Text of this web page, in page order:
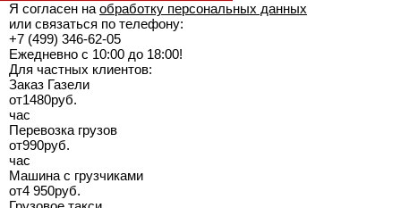
Я согласен на обработку персональных данных
или связаться по телефону:
+7 (499) 346-62-05
Ежедневно с 10:00 до 18:00!
Для частных клиентов:
Заказ Газели
от1480руб.
час
Перевозка грузов
от990руб.
час
Машина с грузчиками
от4 950руб.